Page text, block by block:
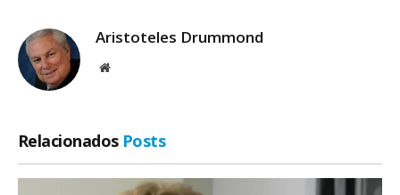
Aristoteles Drummond
Site
Relacionados Posts